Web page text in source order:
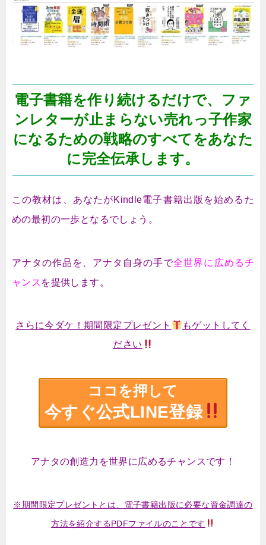
電子書籍を作り続けるだけで、ファ
ンレターが止まらない売れっ子作家
になるための戦略のすべてをあなた
に完全伝承します。
この教材は、あなたがKindle電子書籍出版を始めるた
めの最初の一歩となるでしょう。
アナタの作品を、アナタ自身の手で全世界に広めるチ
ャンス を提供します。
さらに今ダケ！期間限定プレゼント
もゲットしてく
ださい
ココを押して
今すぐ公式LINE登録
アナタの創造力を世界に広めるチャンスです！
※期間限定プレゼントとは、電子書籍出版に必要な資金調達の
方法を紹介するPDFファイルのことです